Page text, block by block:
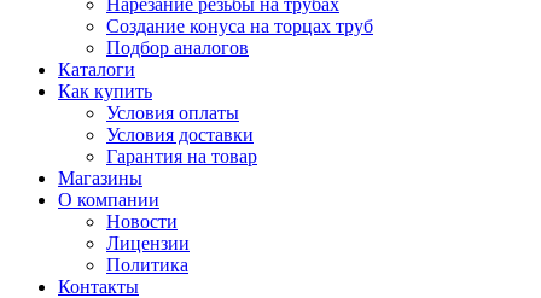
Нарезание резьбы на трубах
Создание конуса на торцах труб
Подбор аналогов
Каталоги
Как купить
Условия оплаты
Условия доставки
Гарантия на товар
Магазины
О компании
Новости
Лицензии
Политика
Контакты